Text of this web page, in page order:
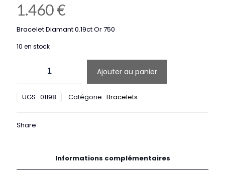
1.460€
Bracelet Diamant 0.19ct Or 750
10 en stock
Bracelet
Diamant
Or
Ajouter au panier
UGS : 01198 Catégorie : Bracelets
Share
Informations complémentaires